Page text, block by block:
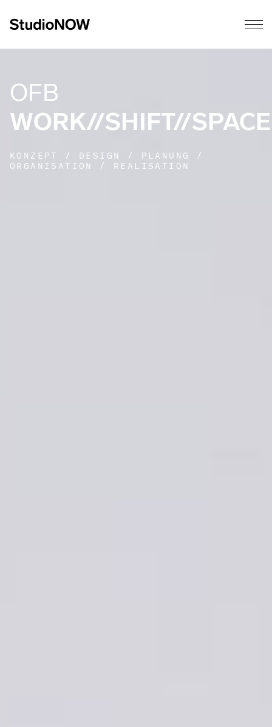
OFB
WORK//SHIFT//SPACE
KONZEPT / DESIGN / PLANUNG /
ORGANISATION / REALISATION